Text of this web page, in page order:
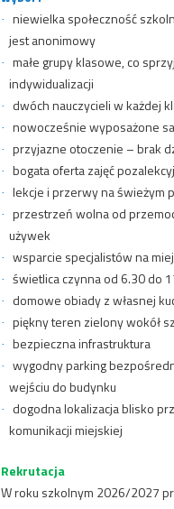
·
niewielka społeczność
jest anonimowy
·
małe grupy klasowe, co
indywidualizacji
· dwóch nauczycieli w każdej
· nowocześnie wyposażone
· przyjazne otoczenie – brak
· bogata oferta zajęć
· lekcje i przerwy na świeżym
·
przestrzeń wolna od
używek
· wsparcie specjalistów na
· świetlica czynna od 6.30 do
· domowe obiady z własnej
· piękny teren zielony wokół
· bezpieczna infrastruktura
·
wygodny parking
wejściu do budynku
·
dogodna lokalizacja blisko
komunikacji miejskiej
Rekrutacja
W roku szkolnym 2026/2027